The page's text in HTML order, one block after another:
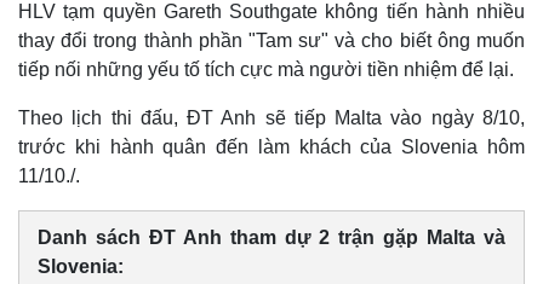
Thế giới
Cuộc sống đó đây
Hồ sơ
Ảnh
HLV tạm quyền Gareth Southgate không tiến hành nhiều
thay đổi trong thành phần "Tam sư" và cho biết ông muốn
tiếp nối những yếu tố tích cực mà người tiền nhiệm để lại.
Theo lịch thi đấu, ĐT Anh sẽ tiếp Malta vào ngày 8/10,
trước khi hành quân đến làm khách của Slovenia hôm
11/10./.
Danh sách ĐT Anh tham dự 2 trận gặp Malta và
Slovenia: